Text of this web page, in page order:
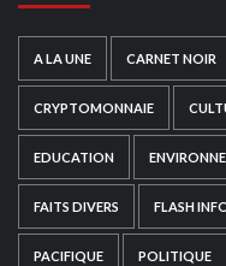
A LA UNE CARNET NOIR
CRYPTOMONNAIE
EDUCATION
FAITS DIVERS FLASH
PACIFIQUE POLITIQUE